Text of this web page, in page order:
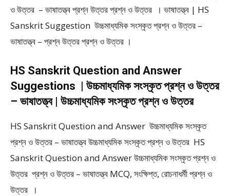
ও উত্তর – ভাষাতত্ত্ব প্রশ্ন উত্তর প্রশ্ন ও উত্তর । ভাষাতত্ত্ব | HS
Sanskrit Suggestion উচ্চমাধ্যমিক সংস্কৃত প্রশ্ন ও উত্তর –
ভাষাতত্ত্ব – প্রশ্ন উত্তর প্রশ্ন ও উত্তর ।
HS Sanskrit Question and Answer
Suggestions | উচ্চমাধ্যমিক সংস্কৃত প্রশ্ন ও উত্তর
– ভাষাতত্ত্ব | উচ্চমাধ্যমিক সংস্কৃত প্রশ্ন ও উত্তর
HS Sanskrit Question and Answer উচ্চমাধ্যমিক সংস্কৃত
প্রশ্ন ও উত্তর – ভাষাতত্ত্ব উচ্চমাধ্যমিক সংস্কৃত প্রশ্ন ও উত্তর HS
Sanskrit Question and Answer উচ্চমাধ্যমিক সংস্কৃত প্রশ্ন ও
উত্তর প্রশ্ন ও উত্তর – ভাষাতত্ত্ব MCQ, সংক্ষিপ্ত, রোচনাধর্মী প্রশ্ন ও
উত্তর ।